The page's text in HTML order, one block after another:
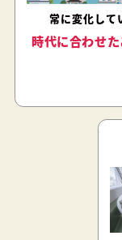
常に変化して
時代に合わせ